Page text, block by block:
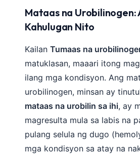
Mataas na Urobilinogen:
Kahulugan Nito
Kailan Tumaas na
matuklasan, maaari itong
ilang mga kondisyon. Ang
urobilinogen, minsan ay
mataas na urobilin sa ihi, ay
magresulta mula sa labis na
pulang selula ng dugo
mga kondisyon sa atay na